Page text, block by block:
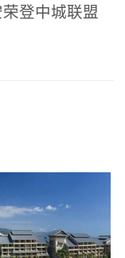
登中城联盟
作平台